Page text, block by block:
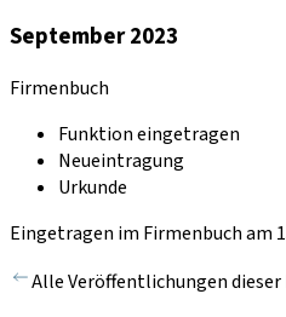
September 2023
Firmenbuch
Funktion eingetragen
Neueintragung
Urkunde
Eingetragen im Firmenbuch am
Alle Veröffentlichungen